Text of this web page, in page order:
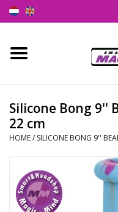
Home
Smartshop
SEEDSHOP
Silicone Bong 9''
22 cm
HOME/ SILICONE BONG 9''